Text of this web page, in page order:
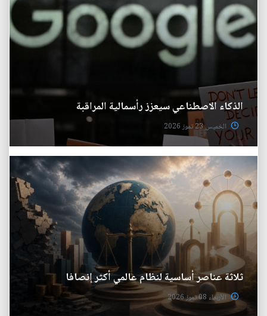
الذكاء الاصطناعي سيعزز رأسمالية المراقبة
الخميس 23 تموز 2026
ثلاثة عناصر أساسية لنظام عالمي أكثر إنصافا
الأربعاء 08 تموز 2026